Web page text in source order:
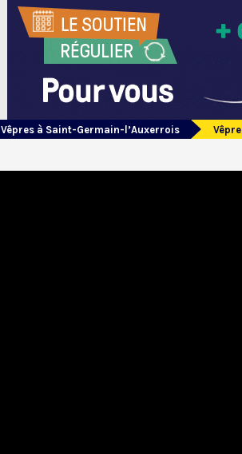
Vêpres à Saint-Germain-l’Auxerrois